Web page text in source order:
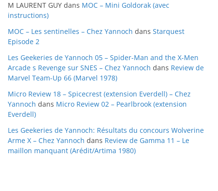
v
e
s
M LAURENT GUY dans MOC – Mini Goldorak (avec
instructions)
MOC – Les sentinelles – Chez Yannoch dans Starquest
Episode 2
Les Geekeries de Yannoch 05 – Spider-Man and the X-Men
Arcade s Revenge sur SNES – Chez Yannoch dans Review de
Marvel Team-Up 66 (Marvel 1978)
Micro Review 18 – Spicecrest (extension Everdell) – Chez
Yannoch dans Micro Review 02 – Pearlbrook (extension
Everdell)
Les Geekeries de Yannoch: Résultats du concours Wolverine
Arme X – Chez Yannoch dans Review de Gamma 11 – Le
maillon manquant (Arédit/Artima 1980)